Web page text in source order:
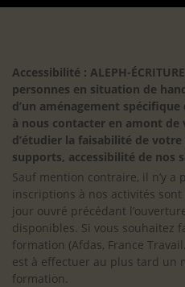
Accessibilité : ALEPH-
personnes en situation de
d’un aménagement
à nous contacter en amont
d’étudier la faisabilité de
supports, accessibilité de nos
Sauf mention contraire, il n’y a
inscriptions à nos activités
jour ouvré précédant
disponibles. Si vous souhaitez
formation (Afdas, France
est à effectuer au plus tard un
formation.